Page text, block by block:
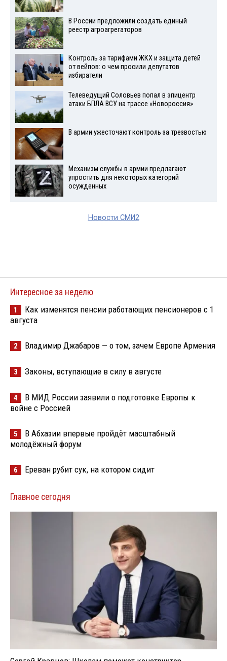
В России предложили создать единый
реестр агроагрегаторов
Контроль за тарифами ЖКХ и защита детей
от вейпов: о чем просили депутатов
избиратели
Телеведущий Соловьев попал в эпицентр
атаки БПЛА ВСУ на трассе «Новороссия»
В армии ужесточают контроль за трезвостью
Механизм службы в армии предлагают
упростить для некоторых категорий
осужденных
Новости СМИ2
Интересное за неделю
1
Как изменятся пенсии работающих пенсионеров с 1
августа
2 Владимир Джабаров — о том, зачем Европе Армения
3 Законы, вступающие в силу в августе
4
В МИД России заявили о подготовке Европы к
войне с Россией
5
В Абхазии впервые пройдёт масштабный
молодёжный форум
6 Ереван рубит сук, на котором сидит
Главное сегодня